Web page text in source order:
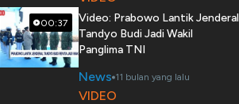
00:37
Video: Prabowo Lantik Jenderal
Tandyo Budi Jadi Wakil
Panglima TNI
News 11 bulan yang lalu
VIDEO